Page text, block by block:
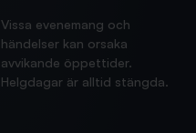
Vissa evenemang och
händelser kan orsaka
avvikande öppettider.
Helgdagar är alltid stängda.